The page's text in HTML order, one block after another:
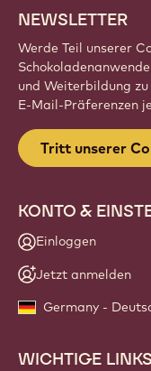
NEWSLETTER
Werde Teil unserer
und Weiterbildung
E-Mail-Präferenzen
Tritt unserer
KONTO &
Einloggen
Jetzt anmelden
Germany -
Footer
WICHTIGE LINKS